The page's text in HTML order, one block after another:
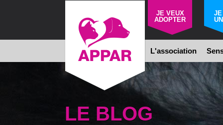
JE VEUX
ADOPTER
JE
L'association
LE BLOG